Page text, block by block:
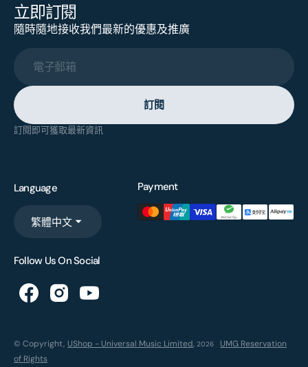
立即訂閱
隨時隨地接收我們最新的優惠及推廣
電子郵箱
訂閱
訂閱即可獲取最新資訊
Language
繁體中文
Payment
Follow Us On Social
© Copyright, UShop - Universal Music Limited, 2026
UMG Reservation
of Rights